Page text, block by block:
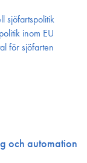
sjöfartspolitik
inom EU
för sjöfarten
och automation